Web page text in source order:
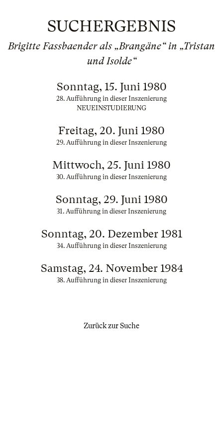
SUCHERGEBNIS
Brigitte Fassbaender als „Brangäne“ in „Tristan
und Isolde“
Sonntag, 15. Juni 1980
28. Aufführung in dieser Inszenierung
NEUEINSTUDIERUNG
Freitag, 20. Juni 1980
29. Aufführung in dieser Inszenierung
Mittwoch, 25. Juni 1980
30. Aufführung in dieser Inszenierung
Sonntag, 29. Juni 1980
31. Aufführung in dieser Inszenierung
Sonntag, 20. Dezember 1981
34. Aufführung in dieser Inszenierung
Samstag, 24. November 1984
38. Aufführung in dieser Inszenierung
Zurück zur Suche